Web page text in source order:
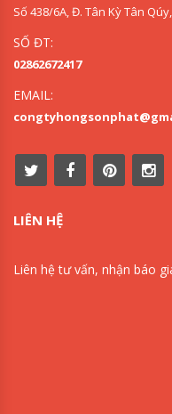
Số 438/6A, Đ. Tân Kỳ Tân
SỐ ĐT:
02862672417
EMAIL:
LIÊN HỆ
Liên hệ tư vấn, nhận báo